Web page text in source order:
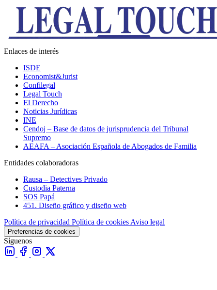
Enlaces de interés
ISDE
Economist&Jurist
Confilegal
Legal Touch
El Derecho
Noticias Jurídicas
INE
Cendoj – Base de datos de jurisprudencia del Tribunal
Supremo
AEAFA – Asociación Española de Abogados de Familia
Entidades colaboradoras
Rausa – Detectives Privado
Custodia Paterna
SOS Papá
451. Diseño gráfico y diseño web
Política de privacidad Política de cookies Aviso legal
Preferencias de cookies
Síguenos